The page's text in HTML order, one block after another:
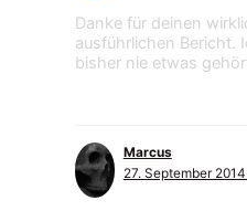
Danke für deinen
ausführlichen Bericht.
bisher nie etwas
Marcus
27. September